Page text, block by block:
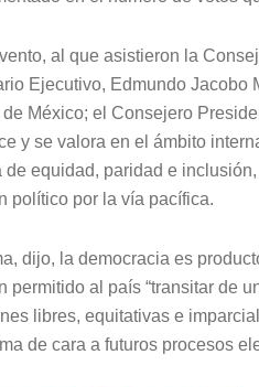
al que asistieron la
Ejecutivo, Edmundo Jacobo
de México; el Consejero
y se valora en el ámbito
de equidad, paridad e
político por la vía pacífica.
dijo, la democracia es
permitido al país “transitar de
libres, equitativas e
de cara a futuros procesos